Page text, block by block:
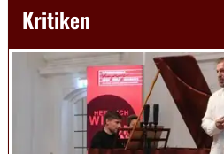
Kritiken